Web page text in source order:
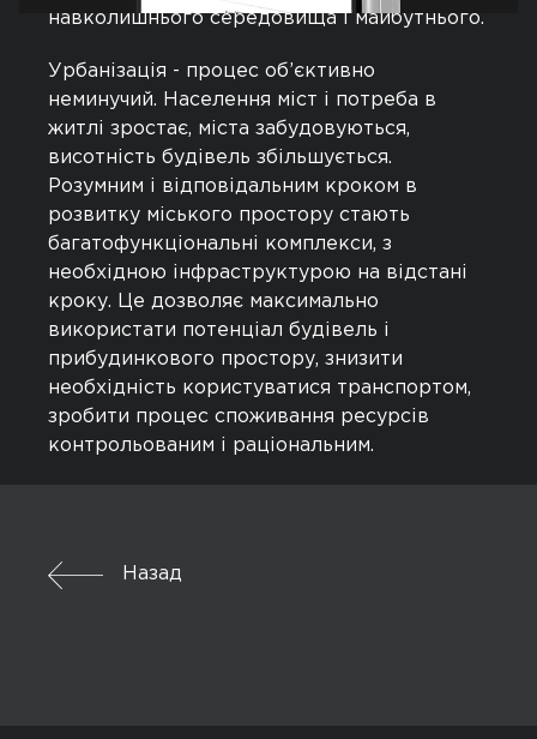
навколишнього середовища і майбутнього.
Урбанізація - процес об’єктивно
неминучий. Населення міст і потреба в
житлі зростає, міста забудовуються,
висотність будівель збільшується.
Розумним і відповідальним кроком в
розвитку міського простору стають
багатофункціональні комплекси, з
необхідною інфраструктурою на відстані
кроку. Це дозволяє максимально
використати потенціал будівель і
прибудинкового простору, знизити
необхідність користуватися транспортом,
зробити процес споживання ресурсів
контрольованим і раціональним.
Назад